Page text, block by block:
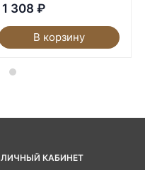
1 308 ₽
В корзину
ЛИЧНЫЙ КАБИНЕТ